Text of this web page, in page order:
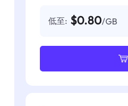
低至: $0.80/GB